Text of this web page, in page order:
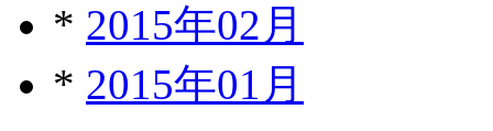
* 2015年02月
* 2015年01月